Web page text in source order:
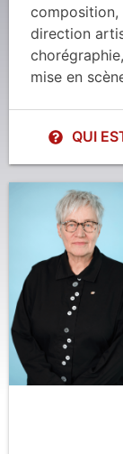
composition,
direction
mise en
QUI